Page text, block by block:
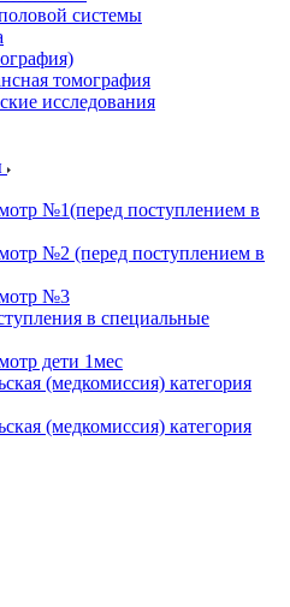
системы
томография
исследования
№1(перед поступлением в
№2 (перед поступлением в
№3
в специальные
дети 1мес
(медкомиссия) категория
(медкомиссия) категория